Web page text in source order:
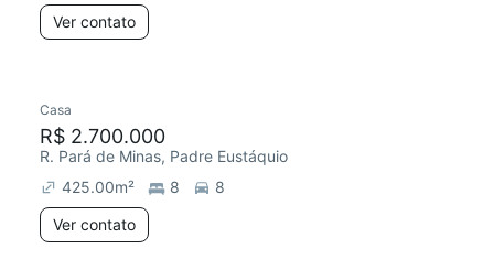
Ver contato
Casa
R$ 2.700.000
R. Pará de Minas, Padre Eustáquio
425.00m² 8
8
Ver contato